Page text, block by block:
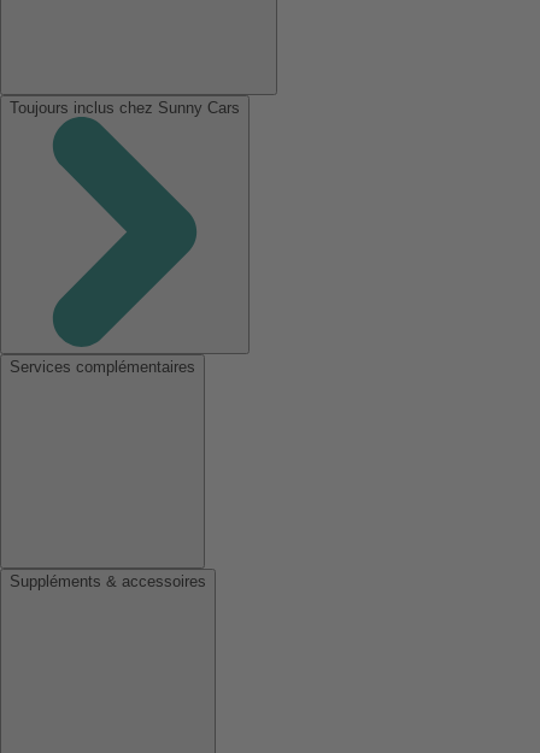
Toujours inclus chez Sunny Cars
Services complémentaires
Suppléments & accessoires